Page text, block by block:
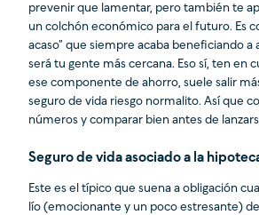
prevenir que lamentar, pero también te
un colchón económico para el futuro. Es
acaso” que siempre acaba beneficiando a
será tu gente más cercana. Eso sí, ten en
ese componente de ahorro, suele salir
seguro de vida riesgo normalito. Así que
números y comparar bien antes de
Seguro de vida asociado a la
Este es el típico que suena a obligación
lío (emocionante y un poco estresante)